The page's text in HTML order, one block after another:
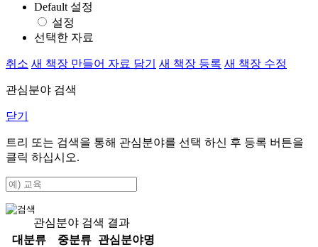
Default 설정
설정
선택한 자료
취소 새 책장 만들어 자료 담기 새 책장 등록 새 책장 수정
관심분야 검색
닫기
트리 또는 검색을 통해 관심분야를 선택 하신 후 등록 버튼을
클릭 하십시오.
관심분야 검색 결과
대분류
중분류
관심분야명